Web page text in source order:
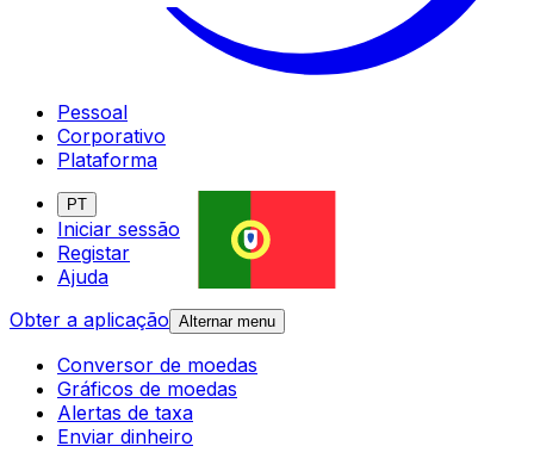
Pessoal
Corporativo
Plataforma
PT
Iniciar sessão
Registar
Ajuda
Obter a aplicação Alternar menu
Conversor de moedas
Gráficos de moedas
Alertas de taxa
Enviar dinheiro